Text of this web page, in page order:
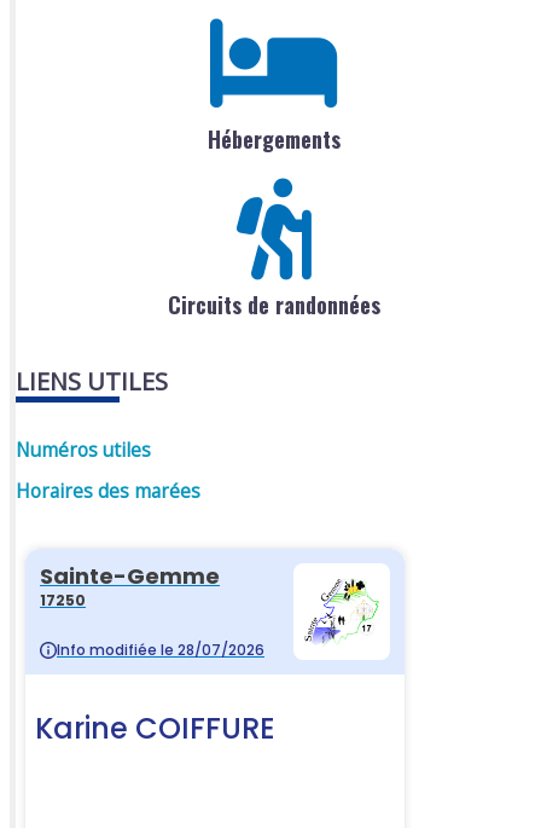
Hébergements
Circuits de randonnées
LIENS UTILES
Numéros utiles
Horaires des marées